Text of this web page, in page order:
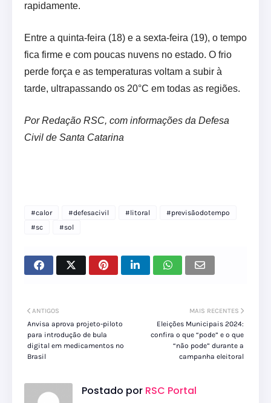
rapidamente.
Entre a quinta-feira (18) e a sexta-feira (19), o tempo
fica firme e com poucas nuvens no estado. O frio
perde força e as temperaturas voltam a subir à
tarde, ultrapassando os 20°C em todas as regiões.
Por Redação RSC, com informações da Defesa
Civil de Santa Catarina
#calor #defesacivil #litoral
#previsãodotempo
#sc
#sol
MAIS RECENTES
Eleições Municipais 2024:
confira o que “pode” e o que
“não pode” durante a
campanha eleitoral
ANTIGOS
Anvisa aprova projeto-piloto
para introdução de bula
digital em medicamentos no
Brasil
Postado por RSC Portal